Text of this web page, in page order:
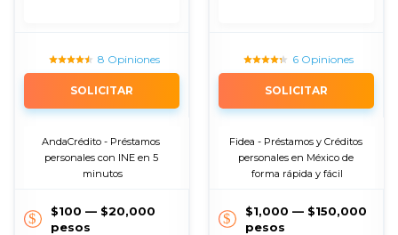
8 Opiniones
SOLICITAR
AndaCrédito - Préstamos
personales con INE en 5
minutos
$100 — $20,000
pesos
6 Opiniones
SOLICITAR
Fidea - Préstamos y Créditos
personales en México de
forma rápida y fácil
$1,000 — $150,000
pesos